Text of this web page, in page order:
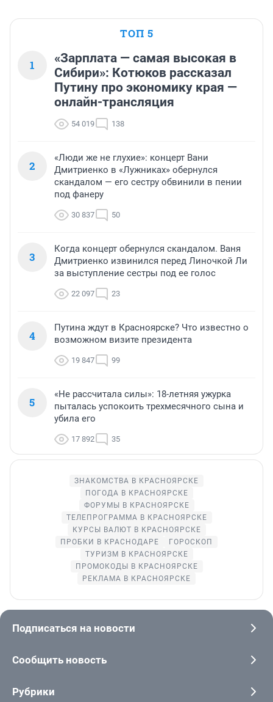
ТОП 5
1
«Зарплата — самая высокая в
Сибири»: Котюков рассказал
Путину про экономику края —
онлайн-трансляция
54 019 138
2
«Люди же не глухие»: концерт Вани
Дмитриенко в «Лужниках» обернулся
скандалом — его сестру обвинили в пении
под фанеру
30 837 50
3
Когда концерт обернулся скандалом. Ваня
Дмитриенко извинился перед Линочкой Ли
за выступление сестры под ее голос
22 097 23
4
Путина ждут в Красноярске? Что известно о
возможном визите президента
19 847 99
5
«Не рассчитала силы»: 18-летняя ужурка
пыталась успокоить трехмесячного сына и
убила его
17 892 35
ЗНАКОМСТВА В КРАСНОЯРСКЕ
ПОГОДА В КРАСНОЯРСКЕ
ФОРУМЫ В КРАСНОЯРСКЕ
ТЕЛЕПРОГРАММА В КРАСНОЯРСКЕ
КУРСЫ ВАЛЮТ В КРАСНОЯРСКЕ
ПРОБКИ В КРАСНОДАРЕ
ГОРОСКОП
ТУРИЗМ В КРАСНОЯРСКЕ
ПРОМОКОДЫ В КРАСНОЯРСКЕ
РЕКЛАМА В КРАСНОЯРСКЕ
Подписаться на новости
Сообщить новость
Рубрики